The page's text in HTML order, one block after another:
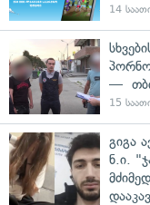
14
—
15
გიგა
ნ.ი.